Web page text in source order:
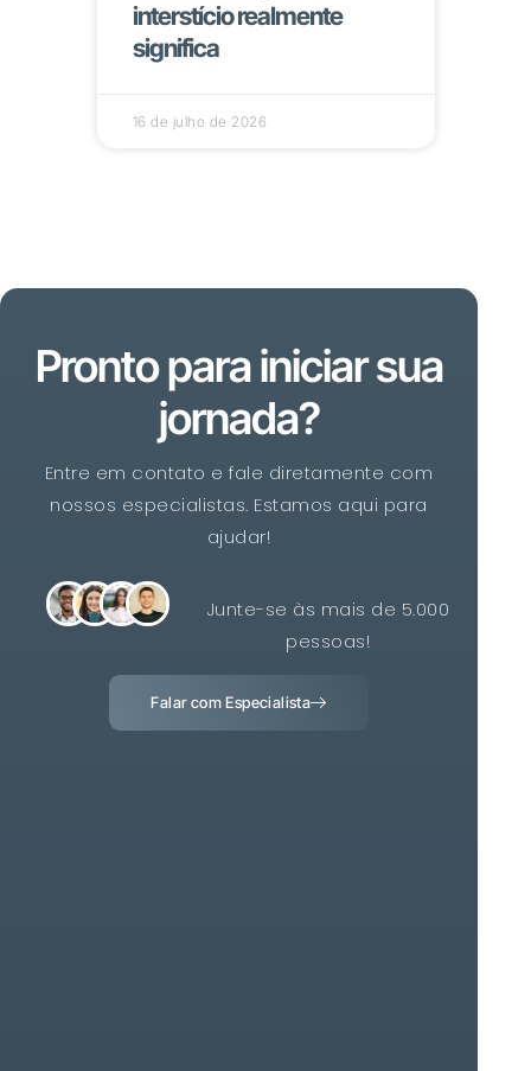
interstício realmente
significa
16 de julho de 2026
Pronto para iniciar sua
jornada?
Entre em contato e fale diretamente com
nossos especialistas. Estamos aqui para
ajudar!
Junte-se às mais de 5.000
pessoas!
Falar com Especialista